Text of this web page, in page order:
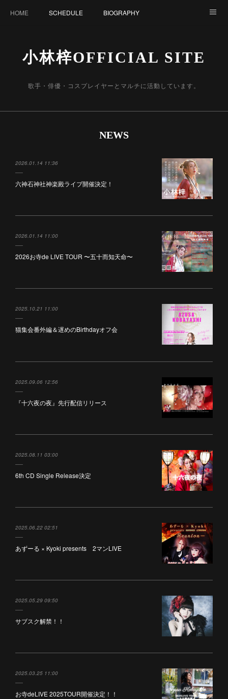
HOME SCHEDULE BIOGRAPHY
Twitter SHOP 寄付活動（猫集会） LIVE Ticket
CONTACT
小林梓OFFICIAL SITE
歌手・俳優・コスプレイヤーとマルチに活動しています。
NEWS
2026.01.14 11:36
六神石神社神楽殿ライブ開催決定！
2026.01.14 11:00
2026お寺de LIVE TOUR 〜五十而知天命〜
2025.10.21 11:00
猫集会番外編＆遅めのBirthdayオフ会
2025.09.06 12:56
『十六夜の夜』先行配信リリース
2025.08.11 03:00
6th CD Single Release決定
2025.06.22 02:51
あずーる × Kyoki presents 2マンLIVE
2025.05.29 09:50
サブスク解禁！！
2025.03.25 11:00
お寺deLIVE 2025TOUR開催決定！！